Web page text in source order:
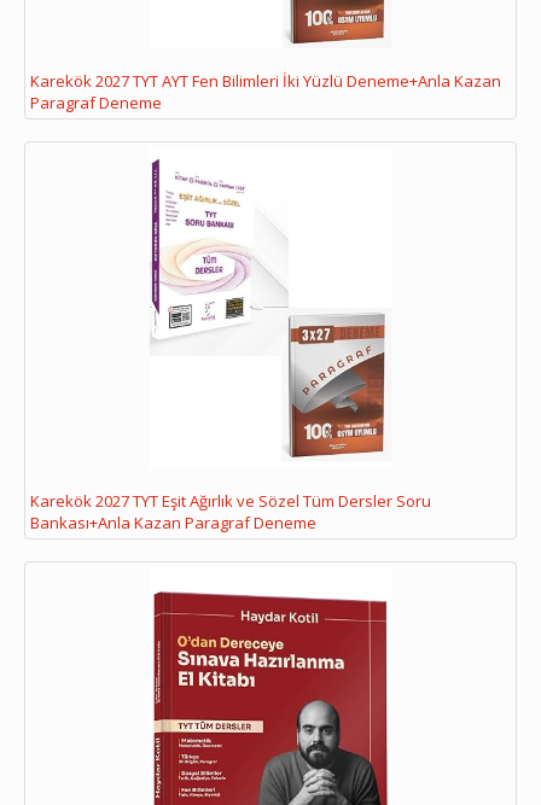
Karekök 2027 TYT AYT Fen Bilimleri İki Yüzlü Deneme+Anla Kazan
Paragraf Deneme
Karekök 2027 TYT Eşit Ağırlık ve Sözel Tüm Dersler Soru
Bankası+Anla Kazan Paragraf Deneme